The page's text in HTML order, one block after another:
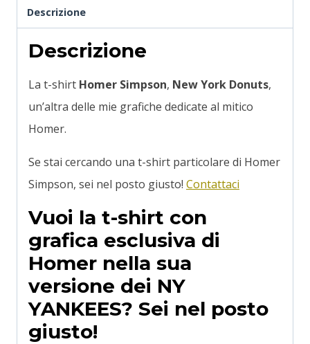
Descrizione
Descrizione
La t-shirt Homer Simpson, New York Donuts,
un’altra delle mie grafiche dedicate al mitico
Homer.
Se stai cercando una t-shirt particolare di Homer
Simpson, sei nel posto giusto! Contattaci
Vuoi la t-shirt con
grafica esclusiva di
Homer nella sua
versione dei NY
YANKEES? Sei nel posto
giusto!